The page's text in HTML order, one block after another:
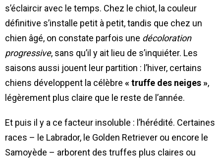
s’éclaircir avec le temps. Chez le chiot, la couleur
définitive s’installe petit à petit, tandis que chez un
chien âgé, on constate parfois une décoloration
progressive, sans qu’il y ait lieu de s’inquiéter. Les
saisons aussi jouent leur partition : l’hiver, certains
chiens développent la célèbre « truffe des neiges »,
légèrement plus claire que le reste de l’année.
Et puis il y a ce facteur insoluble : l’hérédité. Certaines
races – le Labrador, le Golden Retriever ou encore le
Samoyède – arborent des truffes plus claires ou